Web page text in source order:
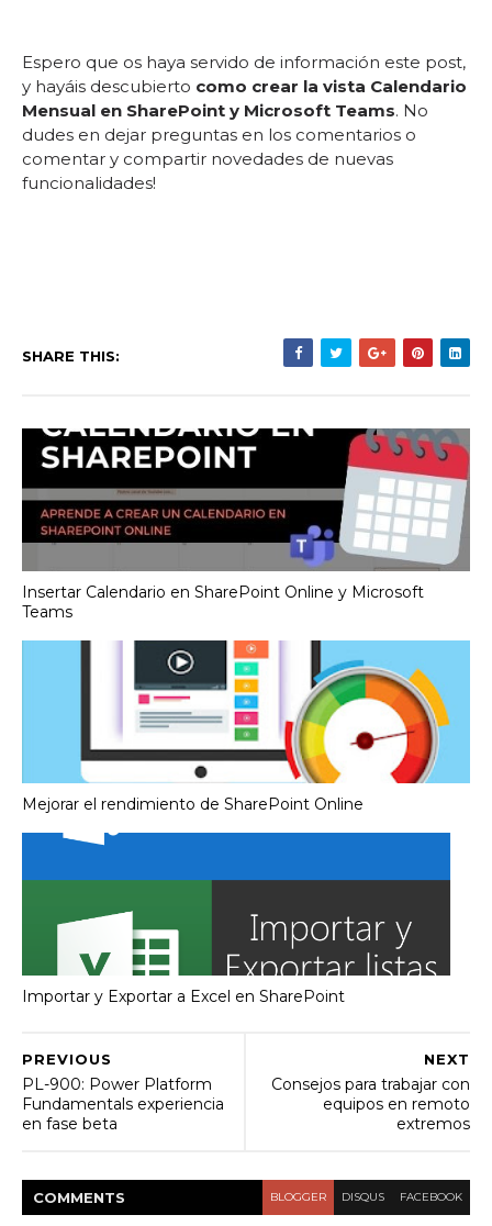
Espero que os haya servido de información este post,
y hayáis descubierto como crear la vista Calendario
Mensual en SharePoint y Microsoft Teams. No
dudes en dejar preguntas en los comentarios o
comentar y compartir novedades de nuevas
funcionalidades!
SHARE THIS:
Insertar Calendario en SharePoint Online y Microsoft
Teams
Mejorar el rendimiento de SharePoint Online
Importar y Exportar a Excel en SharePoint
NEXT
Consejos para trabajar con
equipos en remoto
extremos
PREVIOUS
PL-900: Power Platform
Fundamentals experiencia
en fase beta
COMMENTS BLOGGER DISQUS FACEBOOK